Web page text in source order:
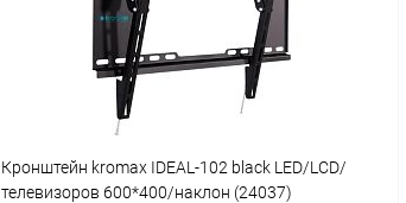
Кронштейн kromax IDEAL-102 black LED/LCD/
телевизоров 600*400/наклон (24037)